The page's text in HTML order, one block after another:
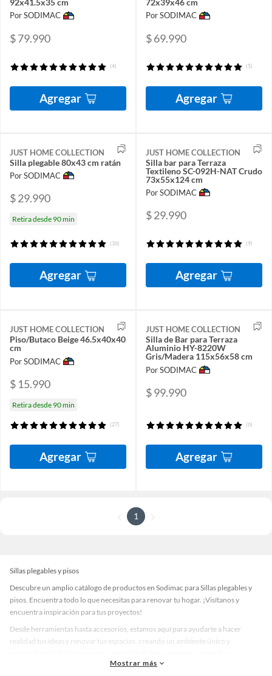
92x41.5x35 cm
Por SODIMAC
$ 79.990
(4)
Agregar
72x39x46 cm
Por SODIMAC
$ 69.990
(5)
Agregar
JUST HOME COLLECTION
Silla plegable 80x43 cm ratán
Por SODIMAC
$ 29.990
Retira desde 90 min
(36)
Agregar
JUST HOME COLLECTION
Silla bar para Terraza
Textileno SC-092H-NAT Crudo
73x55x124 cm
Por SODIMAC
$ 29.990
(9)
Agregar
JUST HOME COLLECTION
Piso/Butaco Beige 46.5x40x40
cm
Por SODIMAC
$ 15.990
Retira desde 90 min
(27)
Agregar
JUST HOME COLLECTION
Silla de Bar para Terraza
Aluminio HY-8220W
Gris/Madera 115x56x58 cm
Por SODIMAC
$ 99.990
(6)
Agregar
1
Sillas plegables y pisos
Descubre un amplio catálogo de productos en Sodimac para Sillas plegables y
pisos. Encuentra todo lo que necesitas para renovar tu hogar. ¡Visítanos y
encuentra inspiración para tus proyectos!
Desde herramientas hasta accesorios, estamos aquí para ayudarte a hacer
realidad tus ideas y renovar tus espacios, creando un ambiente único y
accesorios de calidad que te ayudarán a crear un espacio más tú.
Mostrar más